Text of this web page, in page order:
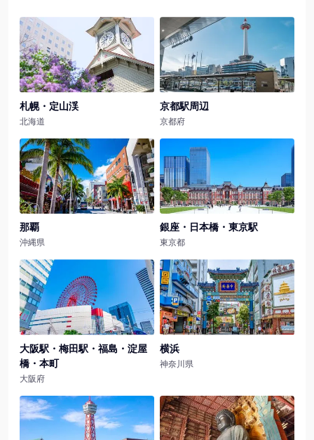
札幌・定山渓
北海道
札幌・定山渓のホテル一覧
京都駅周辺
京都府
京都駅周辺のホテル一覧
那覇
沖縄県
那覇のホテル一覧
銀座・日本橋・東京駅
東京都
銀座・日本橋・東京駅のホテ
大阪駅・梅田駅・福島・淀屋
橋・本町
大阪府
大阪駅・梅田駅・福島・淀屋橋・本町のホテル一覧
横浜
神奈川県
横浜のホテル一覧
博多・海の中道のホテル一覧奈良・斑鳩・天理のホテル一